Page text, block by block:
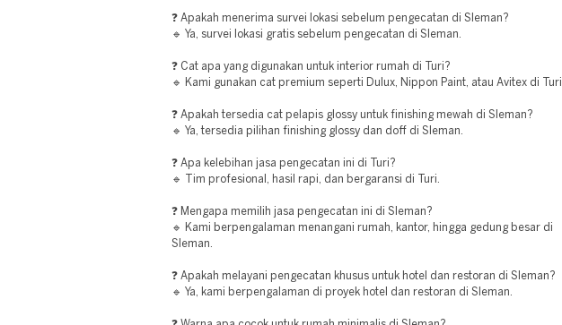
❓ Apakah menerima survei lokasi sebelum pengecatan di Sleman?
🔹 Ya, survei lokasi gratis sebelum pengecatan di Sleman.
❓ Cat apa yang digunakan untuk interior rumah di Turi?
🔹 Kami gunakan cat premium seperti Dulux, Nippon Paint, atau Avitex di Turi.
❓ Apakah tersedia cat pelapis glossy untuk finishing mewah di Sleman?
🔹 Ya, tersedia pilihan finishing glossy dan doff di Sleman.
❓ Apa kelebihan jasa pengecatan ini di Turi?
🔹 Tim profesional, hasil rapi, dan bergaransi di Turi.
❓ Mengapa memilih jasa pengecatan ini di Sleman?
🔹 Kami berpengalaman menangani rumah, kantor, hingga gedung besar di
Sleman.
❓ Apakah melayani pengecatan khusus untuk hotel dan restoran di Sleman?
🔹 Ya, kami berpengalaman di proyek hotel dan restoran di Sleman.